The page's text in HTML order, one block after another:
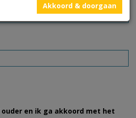
ouder en ik ga akkoord met het
Akkoord & doorgaan